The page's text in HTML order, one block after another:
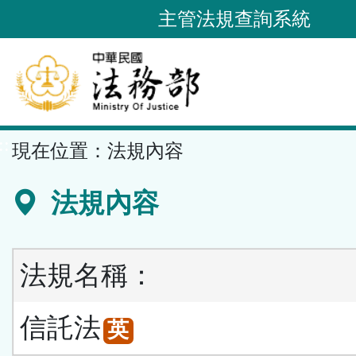
到
要
內
容
區
主管法規查詢系統
現在位置： 法規內容
法規內容
法規名稱：
信託法 英